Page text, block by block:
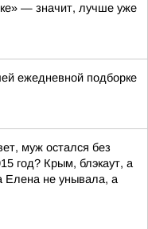
— значит, лучше уже
ежедневной подборке
муж остался без
год? Крым, блэкаут, а
Елена не унывала, а